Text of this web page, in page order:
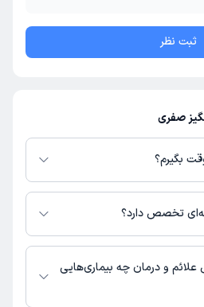
ثبت نظر
صفری
بگیرم؟
پروفایل فعال و نوبت‌دهی باز در پلتفرم دکترتو
برای دریافت نوبت اقدام کنید. در صورت
تصاویر پزشک، ساعات کاری و سایر اطلاعات
ممکن است در پروفایل ایشان در دکترتو در
تخصص دارد؟
تخصص دارند:
و درمان چه بیماری‌هایی